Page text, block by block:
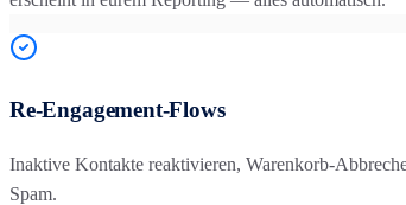
Re-Engagement-Flows
Inaktive Kontakte reaktivieren, Warenkorb-
Spam.